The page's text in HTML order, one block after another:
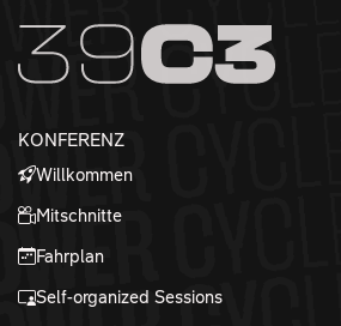
Zum Inhalt
Zum Footer
KONFERENZ
Willkommen
Mitschnitte
Fahrplan
Self-organized Sessions